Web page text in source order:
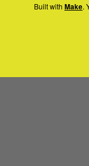
Built with Make.